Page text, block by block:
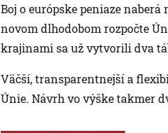
Boj o európske peniaze
novom dlhodobom rozpočte
krajinami sa už vytvorili dva
Väčší, transparentnejší a
Únie. Návrh vo výške takmer